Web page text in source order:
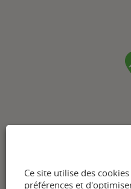
Ce site utilise des
préférences et